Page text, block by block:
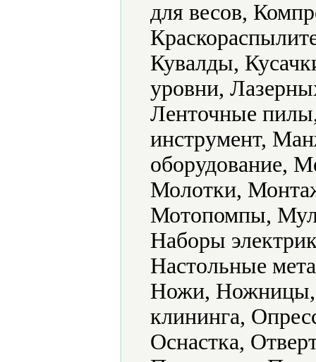
для весов,
Кувалды,
уровни,
Ленточные
инструмент,
оборудование,
Молотки,
Мотопомпы,
Наборы
Настольные
Ножи, Ножницы,
клининга,
Оснастка,